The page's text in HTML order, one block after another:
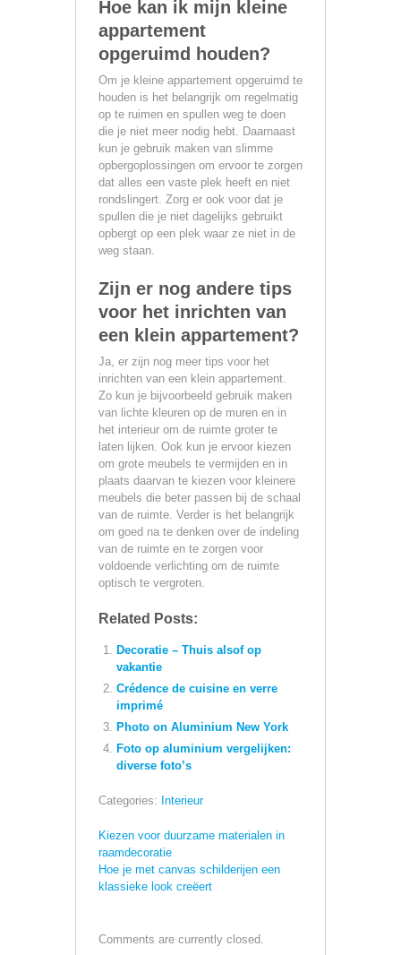
Hoe kan ik mijn kleine
appartement
opgeruimd houden?
Om je kleine appartement opgeruimd te
houden is het belangrijk om regelmatig
op te ruimen en spullen weg te doen
die je niet meer nodig hebt. Daarnaast
kun je gebruik maken van slimme
opbergoplossingen om ervoor te zorgen
dat alles een vaste plek heeft en niet
rondslingert. Zorg er ook voor dat je
spullen die je niet dagelijks gebruikt
opbergt op een plek waar ze niet in de
weg staan.
Zijn er nog andere tips
voor het inrichten van
een klein appartement?
Ja, er zijn nog meer tips voor het
inrichten van een klein appartement.
Zo kun je bijvoorbeeld gebruik maken
van lichte kleuren op de muren en in
het interieur om de ruimte groter te
laten lijken. Ook kun je ervoor kiezen
om grote meubels te vermijden en in
plaats daarvan te kiezen voor kleinere
meubels die beter passen bij de schaal
van de ruimte. Verder is het belangrijk
om goed na te denken over de indeling
van de ruimte en te zorgen voor
voldoende verlichting om de ruimte
optisch te vergroten.
Related Posts:
Decoratie – Thuis alsof op
vakantie
Crédence de cuisine en verre
imprimé
Photo on Aluminium New York
Foto op aluminium vergelijken:
diverse foto’s
Categories: Interieur
Kiezen voor duurzame materialen in
raamdecoratie
Hoe je met canvas schilderijen een
klassieke look creëert
Comments are currently closed.